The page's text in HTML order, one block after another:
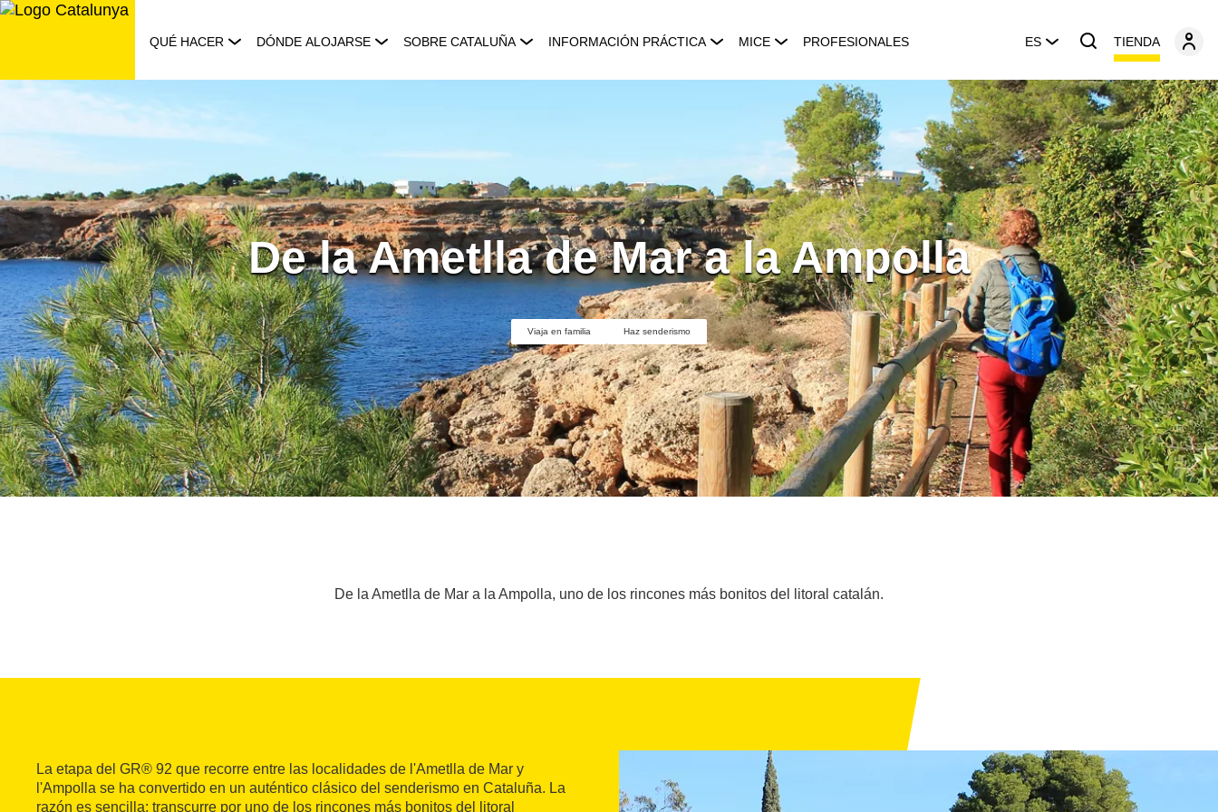
Saltar
QUÉ HACER DÓNDE ALOJARSE SOBRE CATALUÑA INFORMACIÓN PRÁCTICA MICE PROFESIONALES ES TIENDA
De la Ametlla de Mar a la Ampolla
Viaja en familia Haz senderismo
De la Ametlla de Mar a la Ampolla, uno de los rincones más bonitos del litoral catalán.
La etapa del GR® 92 que recorre entre las localidades de l'Ametlla de Mar y
l'Ampolla se ha convertido en un auténtico clásico del senderismo en Cataluña. La
razón es sencilla: transcurre por uno de los rincones más bonitos del litoral